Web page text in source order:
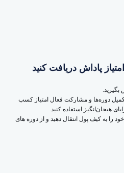
پاداش دریافت کنید
بگیرید.
دوره‌ها و مشارکت فعال امتیاز کسب
هیجان‌انگیز استفاده کنید.
را به کیف پول انتقال دهید و از دوره های